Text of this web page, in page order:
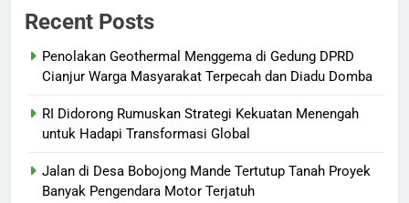
Recent Posts
Penolakan Geothermal Menggema di Gedung DPRD
Cianjur Warga Masyarakat Terpecah dan Diadu Domba
RI Didorong Rumuskan Strategi Kekuatan Menengah
untuk Hadapi Transformasi Global
Jalan di Desa Bobojong Mande Tertutup Tanah Proyek
Banyak Pengendara Motor Terjatuh